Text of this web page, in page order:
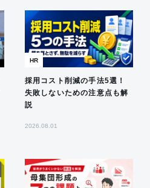
HR
採用コスト削減の手法5選！
失敗しないための注意点も解
説
2026.08.01